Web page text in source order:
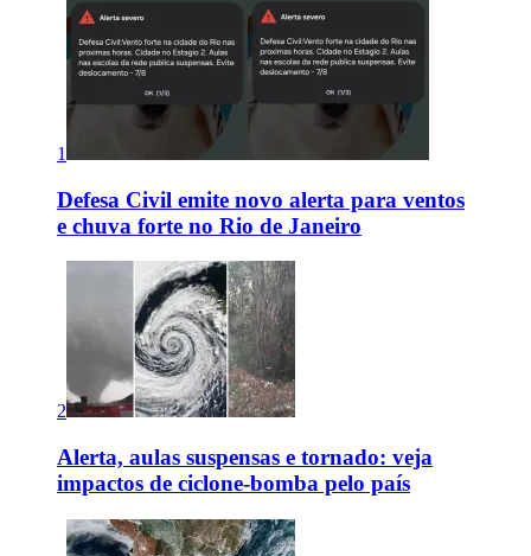
1
Defesa Civil emite novo alerta para ventos
e chuva forte no Rio de Janeiro
2
Alerta, aulas suspensas e tornado: veja
impactos de ciclone-bomba pelo país